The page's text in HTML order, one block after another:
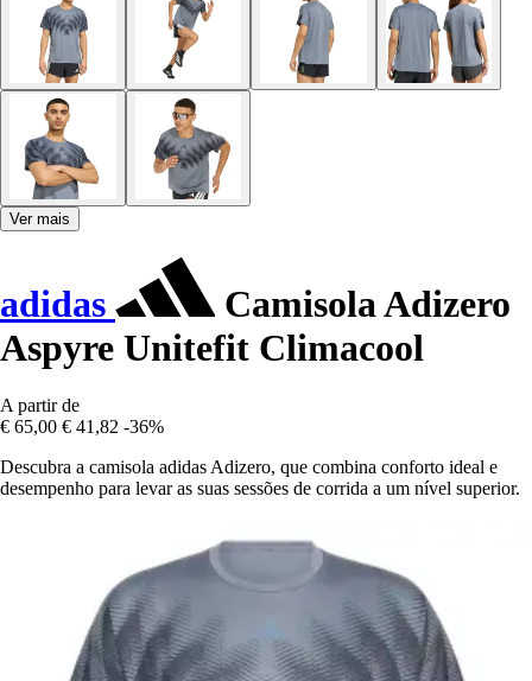
Ver mais
adidas
Camisola Adizero
Aspyre Unitefit Climacool
A partir de
€ 65,00 € 41,82 -36%
Descubra a camisola adidas Adizero, que combina conforto ideal e
desempenho para levar as suas sessões de corrida a um nível superior.